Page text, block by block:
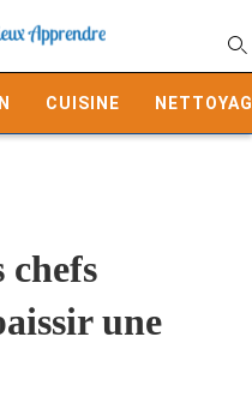
CUISINE
chefs
une